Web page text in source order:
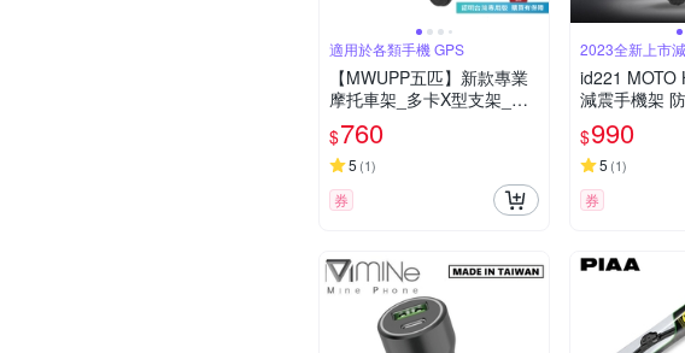
適用於各類手機 GPS
【MWUPP五匹】新款專業
摩托車架_多卡X型支架_U
扣款(本產品已投保富邦產
險/可搭配無線充)
$760
5 (1)
券
2023全新上市
id221 MOTO
減震手機架
遮陽帽】-快
$990
5 (1)
券